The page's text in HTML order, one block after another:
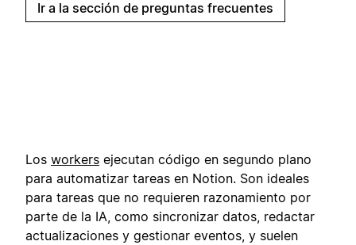
Ir a la sección de preguntas frecuentes
Los workers ejecutan código en segundo plano
para automatizar tareas en Notion. Son ideales
para tareas que no requieren razonamiento por
parte de la IA, como sincronizar datos, redactar
actualizaciones y gestionar eventos, y suelen